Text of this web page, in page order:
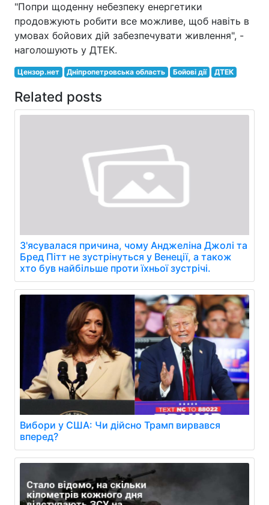
"Попри щоденну небезпеку енергетики
продовжують робити все можливе, щоб навіть в
умовах бойових дій забезпечувати живлення", -
наголошують у ДТЕК.
Цензор.нет Дніпропетровська область Бойові дії ДТЕК
Related posts
З'ясувалася причина, чому Анджеліна Джолі та
Бред Пітт не зустрінуться у Венеції, а також
хто був найбільше проти їхньої зустрічі.
Вибори у США: Чи дійсно Трамп вирвався
вперед?